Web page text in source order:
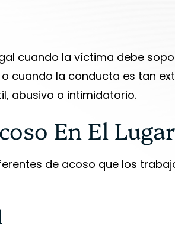
cuando la víctima debe
cuando la conducta es tan
abusivo o intimidatorio.
En El
de acoso que los